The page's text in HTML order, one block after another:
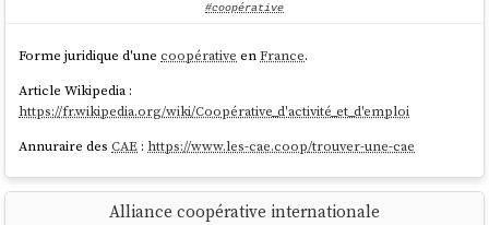
#coopérative
Forme juridique d'unecoopérative enFrance.
Article Wikipedia :
https://fr.wikipedia.org/wiki/Coopérative_d'activité_et_d'emploi
Annuraire desCAE : https://www.les-cae.coop/trouver-une-cae
Alliance coopérative internationale